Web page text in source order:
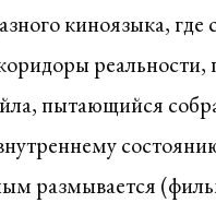
киноязыка, где
пытающийся
размывается